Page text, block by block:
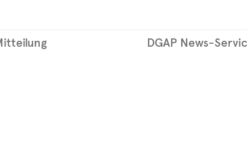
DGAP News-